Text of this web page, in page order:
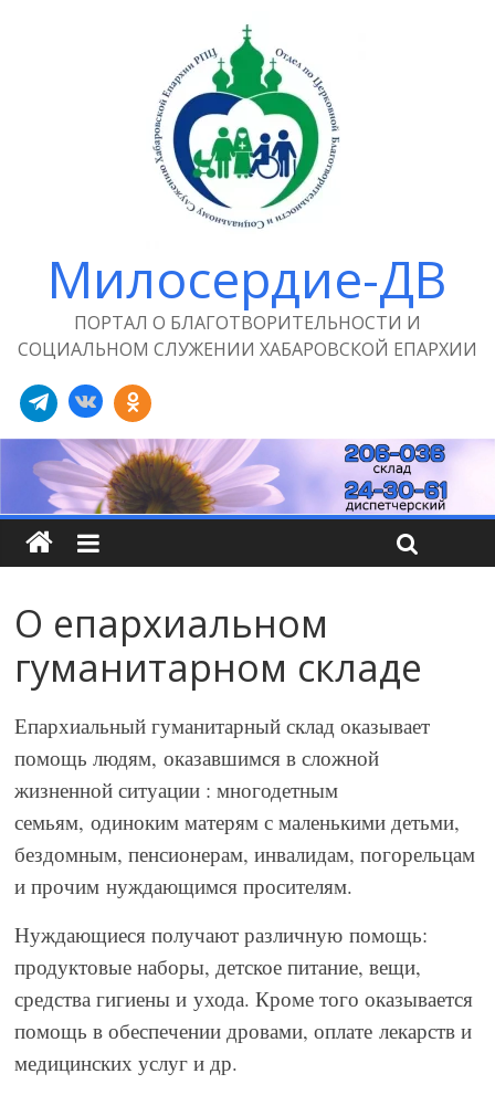
Милосердие-ДВ
ПОРТАЛ О БЛАГОТВОРИТЕЛЬНОСТИ И
СОЦИАЛЬНОМ СЛУЖЕНИИ ХАБАРОВСКОЙ ЕПАРХИИ
О епархиальном
гуманитарном складе
Епархиальный гуманитарный склад оказывает
помощь людям, оказавшимся в сложной
жизненной ситуации : многодетным
семьям, одиноким матерям с маленькими детьми,
бездомным, пенсионерам, инвалидам, погорельцам
и прочим нуждающимся просителям.
Нуждающиеся получают различную помощь:
продуктовые наборы, детское питание, вещи,
средства гигиены и ухода. Кроме того оказывается
помощь в обеспечении дровами, оплате лекарств и
медицинских услуг и др.